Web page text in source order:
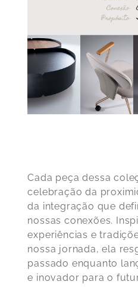
Cada peça dessa
celebração da
da integração que
nossas conexões.
experiências e
nossa jornada, ela
passado enquanto
e inovador para o